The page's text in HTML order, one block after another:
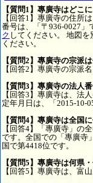
【質問1】專廣寺はどこ
【回答1】專廣寺の住所
番号は、「〒936-0027」
ク してください。 地図を
ください。
【質問2】專廣寺の宗派
【回答2】專廣寺の宗派
【質問3】專廣寺の法人
【回答3】專廣寺は、法
定年月日は、「2015-10-
【質問4】專廣寺は全国
【回答4】「專廣寺」の
です。全国での「專廣寺
国で第4418位です。
【質問5】專廣寺は何県
【回答5】專廣寺は、富